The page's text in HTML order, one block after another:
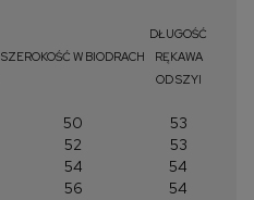
SZEROKOŚĆ W BIODRACH
DŁUGOŚĆ
RĘKAWA
OD SZYI
50
53
52
53
54
54
56 54